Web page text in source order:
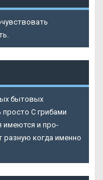
бытовых
просто С грибами
имеются и про-
разную когда именно